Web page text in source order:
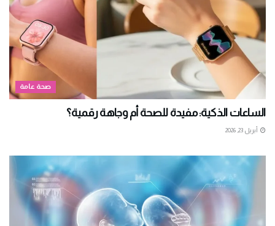
صحة عامة
الساعات الذكية: مفيدة للصحة أم وجاهة رقمية؟
أبريل 23, 2026